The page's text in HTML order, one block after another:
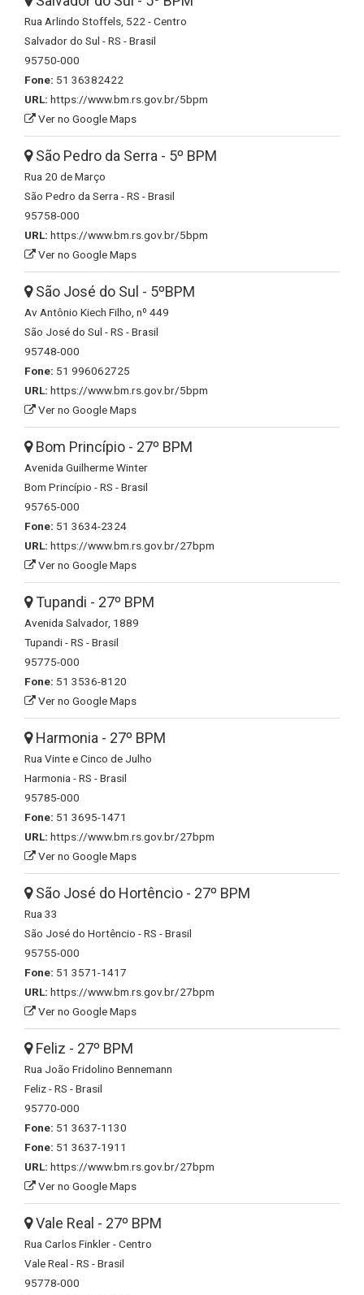
Rua Arlindo Stoffels, 522 - Centro
Salvador do Sul - RS - Brasil
95750-000
Fone: 51 36382422
URL: https://www.bm.rs.gov.br/5bpm
Ver no Google Maps
São Pedro da Serra - 5º BPM
Rua 20 de Março
São Pedro da Serra - RS - Brasil
95758-000
URL: https://www.bm.rs.gov.br/5bpm
Ver no Google Maps
São José do Sul - 5ºBPM
Av Antônio Kiech Filho, nº 449
São José do Sul - RS - Brasil
95748-000
Fone: 51 996062725
URL: https://www.bm.rs.gov.br/5bpm
Ver no Google Maps
Bom Princípio - 27º BPM
Avenida Guilherme Winter
Bom Princípio - RS - Brasil
95765-000
Fone: 51 3634-2324
URL: https://www.bm.rs.gov.br/27bpm
Ver no Google Maps
Tupandi - 27º BPM
Avenida Salvador, 1889
Tupandi - RS - Brasil
95775-000
Fone: 51 3536-8120
Ver no Google Maps
Harmonia - 27º BPM
Rua Vinte e Cinco de Julho
Harmonia - RS - Brasil
95785-000
Fone: 51 3695-1471
URL: https://www.bm.rs.gov.br/27bpm
Ver no Google Maps
São José do Hortêncio - 27º BPM
Rua 33
São José do Hortêncio - RS - Brasil
95755-000
Fone: 51 3571-1417
URL: https://www.bm.rs.gov.br/27bpm
Ver no Google Maps
Feliz - 27º BPM
Rua João Fridolino Bennemann
Feliz - RS - Brasil
95770-000
Fone: 51 3637-1130
Fone: 51 3637-1911
URL: https://www.bm.rs.gov.br/27bpm
Ver no Google Maps
Vale Real - 27º BPM
Rua Carlos Finkler - Centro
Vale Real - RS - Brasil
95778-000